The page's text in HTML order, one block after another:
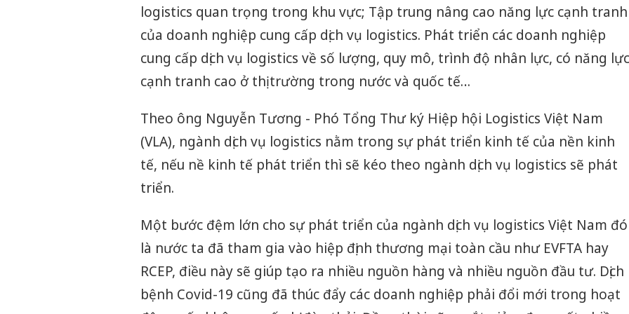
logistics quan trọng trong khu vực; Tập trung nâng cao năng lực cạnh tranh
của doanh nghiệp cung cấp dịch vụ logistics. Phát triển các doanh nghiệp
cung cấp dịch vụ logistics về số lượng, quy mô, trình độ nhân lực, có năng lực
cạnh tranh cao ở thị trường trong nước và quốc tế…
Theo ông Nguyễn Tương - Phó Tổng Thư ký Hiệp hội Logistics Việt Nam
(VLA), ngành dịch vụ logistics nằm trong sự phát triển kinh tế của nền kinh
tế, nếu nề kinh tế phát triển thì sẽ kéo theo ngành dịch vụ logistics sẽ phát
triển.
Một bước đệm lớn cho sự phát triển của ngành dịch vụ logistics Việt Nam đó
là nước ta đã tham gia vào hiệp định thương mại toàn cầu như EVFTA hay
RCEP, điều này sẽ giúp tạo ra nhiều nguồn hàng và nhiều nguồn đầu tư. Dịch
bệnh Covid-19 cũng đã thúc đẩy các doanh nghiệp phải đổi mới trong hoạt